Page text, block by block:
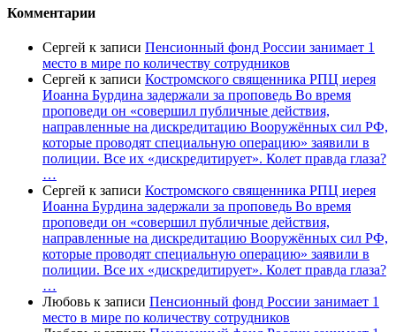
Комментарии
Сергей к записи Пенсионный фонд России занимает 1
место в мире по количеству сотрудников
Сергей к записи Костромского священника РПЦ иерея
Иоанна Бурдина задержали за проповедь Во время
проповеди он «совершил публичные действия,
направленные на дискредитацию Вооружённых сил РФ,
которые проводят специальную операцию» заявили в
полиции. Все их «дискредитирует». Колет правда глаза?
…
Сергей к записи Костромского священника РПЦ иерея
Иоанна Бурдина задержали за проповедь Во время
проповеди он «совершил публичные действия,
направленные на дискредитацию Вооружённых сил РФ,
которые проводят специальную операцию» заявили в
полиции. Все их «дискредитирует». Колет правда глаза?
…
Любовь к записи Пенсионный фонд России занимает 1
место в мире по количеству сотрудников